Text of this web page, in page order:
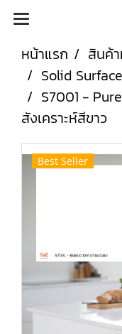
หน้าแรก สินค้
Solid Surface
S7001 -
สังเคราะห์สีขาว
Best Seller